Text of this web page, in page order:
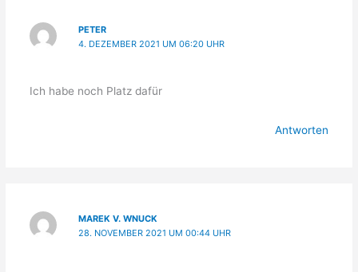
PETER
4. DEZEMBER 2021 UM 06:20 UHR
Ich habe noch Platz dafür
Antworten
MAREK V. WNUCK
28. NOVEMBER 2021 UM 00:44 UHR